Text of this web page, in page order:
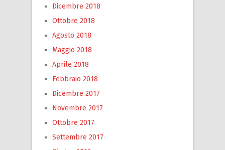
Dicembre 2018
Ottobre 2018
Agosto 2018
Maggio 2018
Aprile 2018
Febbraio 2018
Dicembre 2017
Novembre 2017
Ottobre 2017
Settembre 2017